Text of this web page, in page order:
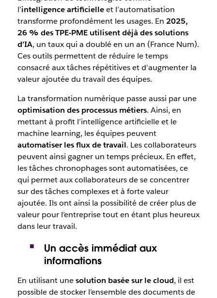
l’intelligence artificielleet l’automatisation
transforme profondément les usages. En 2025,
26 % des TPE-PME utilisent déjà des solutions
d’IA, un taux qui a doublé en un an (France Num).
Ces outils permettent de réduire le temps
consacré aux tâches répétitives et d’augmenter la
valeur ajoutée du travail des équipes.
La transformation numérique passe aussi par une
optimisation des processus métiers. Ainsi, en
mettant à profit l’intelligence artificielle et le
machine learning, les équipes peuvent
automatiser les flux de travail. Les collaborateurs
peuvent ainsi gagner un temps précieux. En effet,
les tâches chronophages sont automatisées, ce
qui permet aux collaborateurs de se concentrer
sur des tâches complexes et à forte valeur
ajoutée. Ils ont ainsi la possibilité de créer plus de
valeur pour l’entreprise tout en étant plus heureux
dans leur travail.
Un accès immédiat aux
informations
En utilisant unesolution basée sur le cloud, il est
possible de stocker l’ensemble des documents de